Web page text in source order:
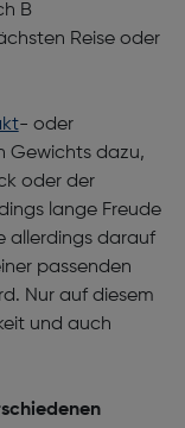
B
Reise oder
- oder
Gewichts dazu,
oder der
lange Freude
allerdings darauf
passenden
Nur auf diesem
und auch